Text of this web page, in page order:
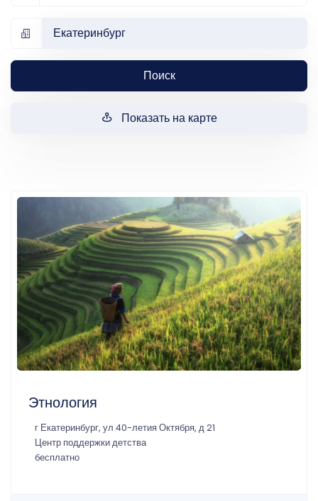
Екатеринбург
Поиск
Показать на карте
Этнология
г Екатеринбург, ул 40-летия Октября, д 21
Центр поддержки детства
бесплатно